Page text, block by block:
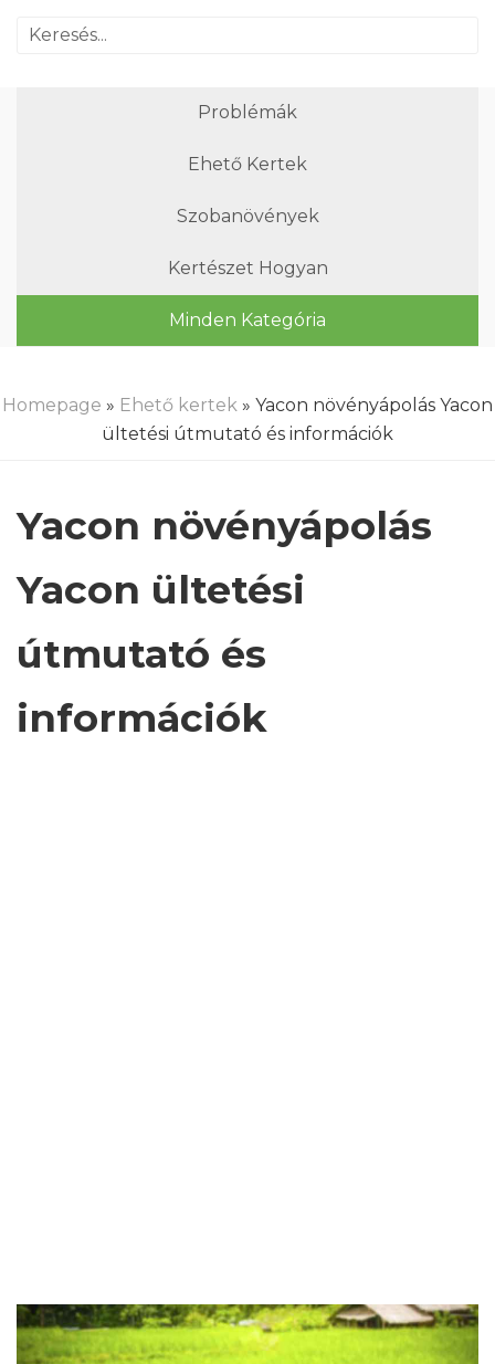
Problémák
Ehető Kertek
Szobanövények
Kertészet Hogyan
Minden Kategória
Homepage » Ehető kertek » Yacon növényápolás Yacon
ültetési útmutató és információk
Yacon növényápolás
Yacon ültetési
útmutató és
információk